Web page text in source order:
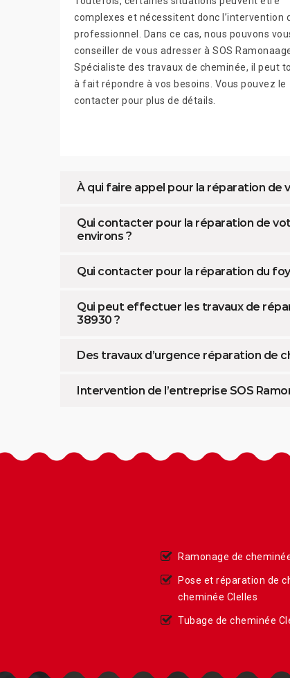
complexes et nécessitent donc l’intervention
professionnel. Dans ce cas, nous pouvons
conseiller de vous adresser à SOS
Spécialiste des travaux de cheminée, il peut
à fait répondre à vos besoins. Vous pouvez le
contacter pour plus de détails.
À qui faire appel pour la réparation de
Qui contacter pour la réparation de
environs ?
Qui contacter pour la réparation du
Qui peut effectuer les travaux de
38930 ?
Des travaux d’urgence réparation de
Intervention de l’entreprise SOS
Ramonage de
Pose et réparation de
cheminée Clelles
Tubage de cheminée